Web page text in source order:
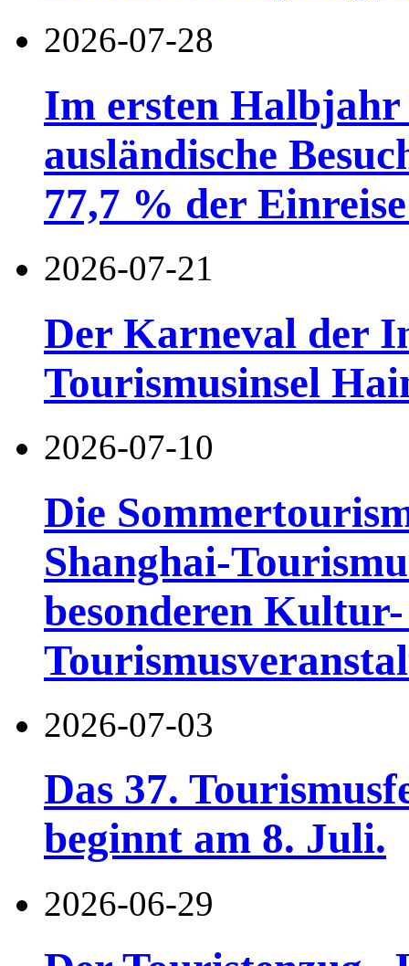
2026-07-28
Im ersten
ausländische
77,7 % der
2026-07-21
Der Karneval der
Tourismusinsel
2026-07-10
Die
Shanghai-
besonderen
2026-07-03
Das 37.
beginnt am 8. Juli.
2026-06-29